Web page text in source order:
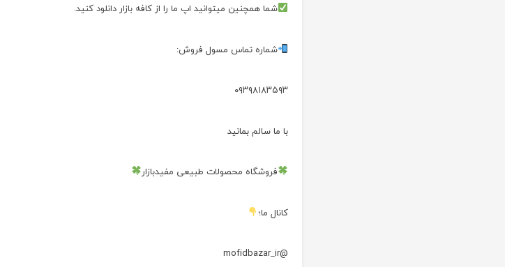
شما همچنین میتوانید اپ ما را از کافه بازار دانلود کنید.
شماره تماس مسول فروش:
۰۹۳۹۸۱۸۳۵۹۳
با ما سالم بمانید
فروشگاه محصولات طبیعی مفیدبازار
کانال ما؛
@mofidbazar_ir